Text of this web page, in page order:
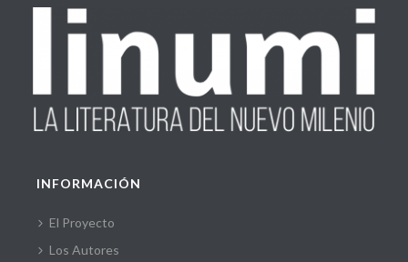
INFORMACIÓN
El Proyecto
Los Autores